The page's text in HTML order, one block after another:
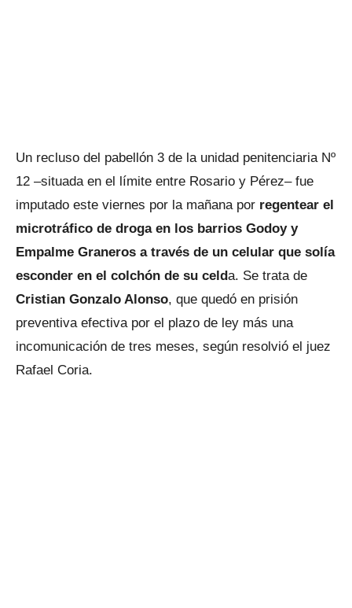
Un recluso del pabellón 3 de la unidad penitenciaria Nº
12 –situada en el límite entre Rosario y Pérez– fue
imputado este viernes por la mañana por regentear el
microtráfico de droga en los barrios Godoy y
Empalme Graneros a través de un celular que solía
esconder en el colchón de su celda. Se trata de
Cristian Gonzalo Alonso, que quedó en prisión
preventiva efectiva por el plazo de ley más una
incomunicación de tres meses, según resolvió el juez
Rafael Coria.